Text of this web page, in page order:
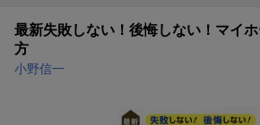
最新失敗しない！後悔しない！マイ
方
小野信一